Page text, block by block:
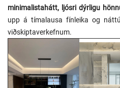
minimalistahátt, ljósri dýrligu
upp á tímalausa fínleika og
viðskiptaverkefnum.